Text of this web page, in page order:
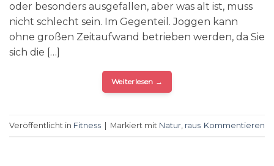
oder besonders ausgefallen, aber was alt ist, muss
nicht schlecht sein. Im Gegenteil. Joggen kann
ohne großen Zeitaufwand betrieben werden, da Sie
sich die […]
Weiterlesen →
Veröffentlicht in Fitness | Markiert mit Natur raus Kommentieren